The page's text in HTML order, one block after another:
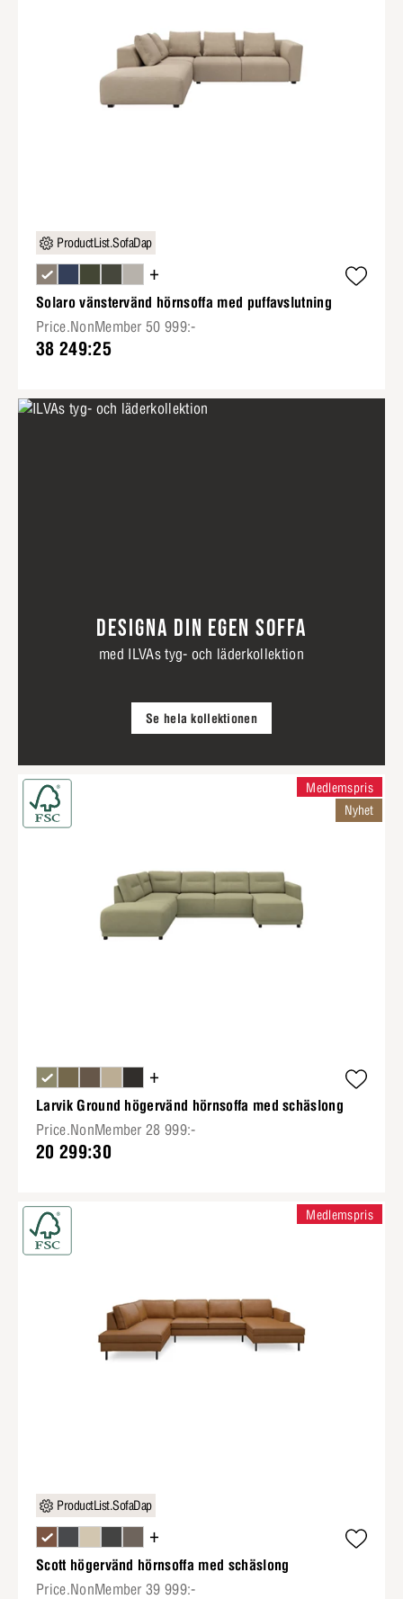
ProductList.SofaDap
+
Solaro vänstervänd hörnsoffa med puffavslutning
Price.NonMember 50 999:-
38 249:25
DESIGNA DIN EGEN SOFFA
med ILVAs tyg- och läderkollektion
Se hela kollektionen
+
Larvik Ground högervänd hörnsoffa med schäslong
Price.NonMember 28 999:-
20 299:30
Medlemspris
Nyhet
ProductList.SofaDap
+
Scott högervänd hörnsoffa med schäslong
Price.NonMember 39 999:-
Medlemspris